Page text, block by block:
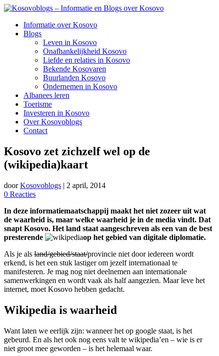
Spring
inhoudInformatie over Kosovo
Blogs
Leven in Kosovo
Onafhankelijkheid Kosovo
Liefde en relaties in Kosovo
Bekende Kosovaren
Buurlanden Kosovo
Ondernemen in Kosovo
Albanees leren
Toerisme
Investeren in Kosovo
Over Kosovoblogs
Contact
Kosovo zet zichzelf wel op de
(wikipedia)kaart
doorKosovoblogs | 2 april, 2014
0 Reacties
In deze informatiemaatschappij maakt het niet zozeer uit wat
de waarheid is, maar welke waarheid je in de media vindt. Dat
snapt Kosovo. Het land staat aangeschreven als een van de best
presterende
op het gebied van digitale diplomatie.
Als je als land/gebied/staat/provincie niet door iedereen wordt
erkend, is het een stuk lastiger om jezelf internationaal te
manifesteren. Je mag nog niet deelnemen aan internationale
samenwerkingen en wordt vaak als half aangezien. Maar leve het
internet, moet Kosovo hebben gedacht.
Wikipedia is waarheid
Want laten we eerlijk zijn: wanneer het op google staat, is het
gebeurd. En als het ook nog eens valt te wikipedia’en – wie is er
niet groot mee geworden – is het helemaal waar.